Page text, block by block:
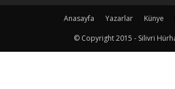
Anasayfa Yazarlar Künye
© Copyright 2015 - Silivri